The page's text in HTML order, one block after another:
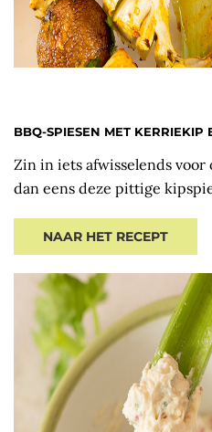
BBQ-SPIESEN MET KERRIEKIP
Zin in iets afwisselends voor
dan eens deze pittige
NAAR HET RECEPT